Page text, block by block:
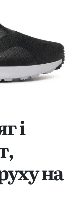
і
на